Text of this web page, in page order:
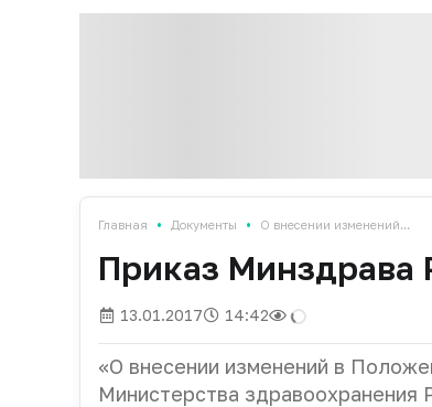
Главная • Документы • О внесении изменений...
Приказ Минздрава
13.01.2017 14:42
«О внесении изменений в
Министерства